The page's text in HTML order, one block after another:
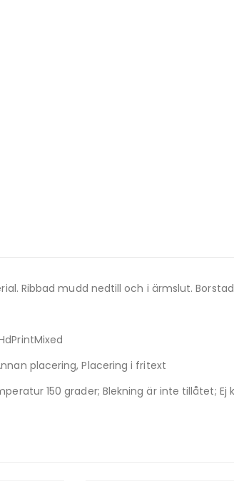
Ribbad mudd nedtill och i ärmslut. Borstad
placering, Placering i fritext
150 grader; Blekning är inte tillåtet; Ej